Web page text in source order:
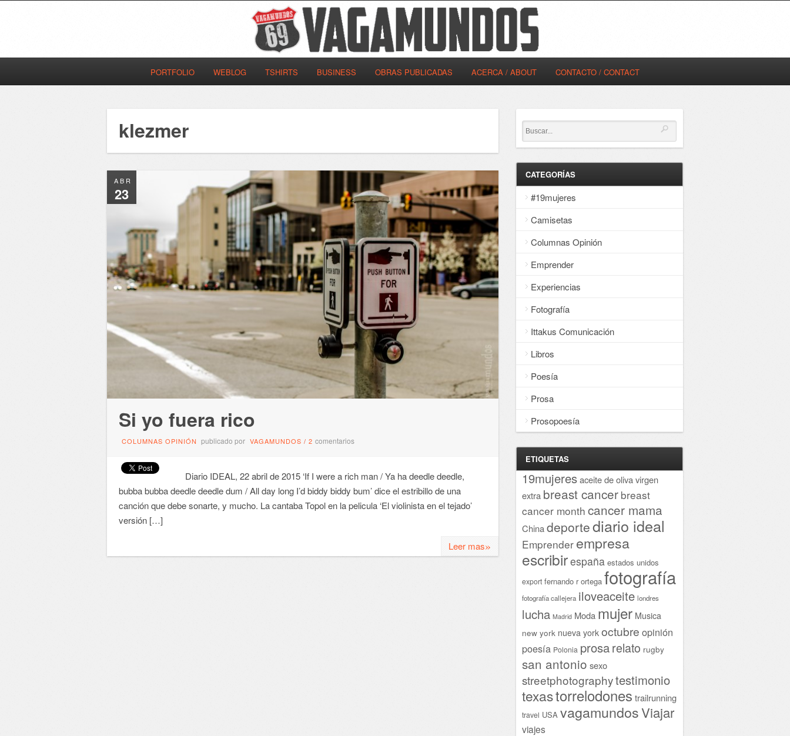
PORTFOLIO WEBLOG TSHIRTS BUSINESS OBRAS PUBLICADAS ACERCA / ABOUT CONTACTO / CONTACT
klezmer
ABR
23
Si yo fuera rico
COLUMNAS OPINIÓN publicado por VAGAMUNDOS / 2 comentarios
Diario IDEAL, 22 abril de 2015 ‘If I were a rich man / Ya ha deedle deedle,
bubba bubba deedle deedle dum / All day long I’d biddy biddy bum’ dice el estribillo de una
canción que debe sonarte, y mucho. La cantaba Topol en la pelicula ‘El violinista en el tejado’
versión […]
Leer mas»
CATEGORÍAS
#19mujeres
Camisetas
Columnas Opinión
Emprender
Experiencias
Fotografía
Ittakus Comunicación
Libros
Poesía
Prosa
Prosopoesía
ETIQUETAS
19mujeresaceite de oliva virgen
extra breast cancer breast
cancer month cancer mama
Chinadeportediario ideal
Emprender empresa
escribirespaña estados unidos
export fernando r ortega fotografía
fotografía callejera iloveaceite londres
lucha Madrid Moda mujer Musica
new york nueva york octubre opinión
poesía Polonia prosarelato rugby
san antonio sexo
streetphotographytestimonio
texastorrelodones trailrunning
travel USA vagamundosViajar
viajes